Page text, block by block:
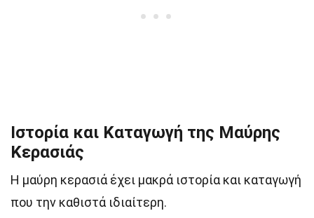
Ιστορία και Καταγωγή της Μαύρης
Κερασιάς
Η μαύρη κερασιά έχει μακρά ιστορία και καταγωγή
που την καθιστά ιδιαίτερη.